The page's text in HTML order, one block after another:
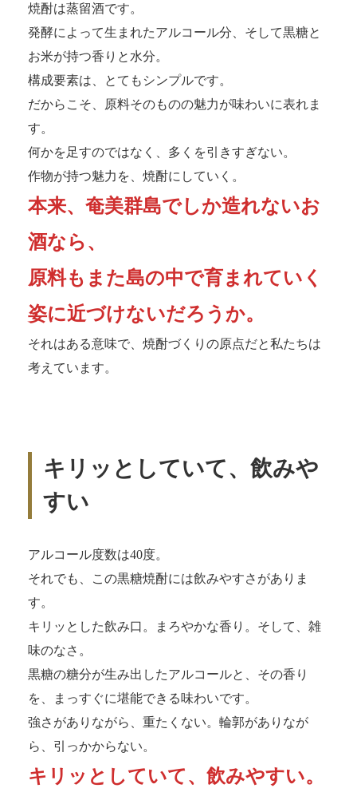
焼酎は蒸留酒です。
発酵によって生まれたアルコール分、そして黒糖と
お米が持つ香りと水分。
構成要素は、とてもシンプルです。
だからこそ、原料そのものの魅力が味わいに表れま
す。
何かを足すのではなく、多くを引きすぎない。
作物が持つ魅力を、焼酎にしていく。
本来、奄美群島でしか造れないお
酒なら、
原料もまた島の中で育まれていく
姿に近づけないだろうか。
それはある意味で、焼酎づくりの原点だと私たちは
考えています。
キリッとしていて、飲みや
すい
アルコール度数は40度。
それでも、この黒糖焼酎には飲みやすさがありま
す。
キリッとした飲み口。まろやかな香り。そして、雑
味のなさ。
黒糖の糖分が生み出したアルコールと、その香り
を、まっすぐに堪能できる味わいです。
強さがありながら、重たくない。輪郭がありなが
ら、引っかからない。
キリッとしていて、飲みやすい。